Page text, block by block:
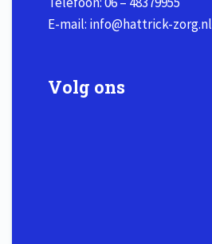
E-mail: info@hattrick-zorg.nl
Volg ons